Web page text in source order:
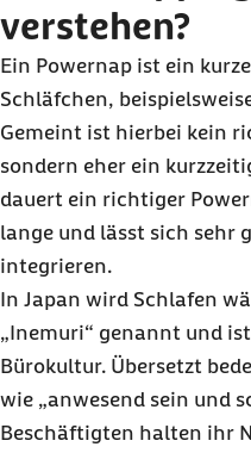
verstehen?
Ein Powernap ist ein
Schläfchen,
Gemeint ist hierbei kein
sondern eher ein
dauert ein richtiger
lange und lässt sich sehr
integrieren.
In Japan wird Schlafen
„Inemuri“ genannt und
Bürokultur. Übersetzt
wie „anwesend sein und
Beschäftigten halten ihr